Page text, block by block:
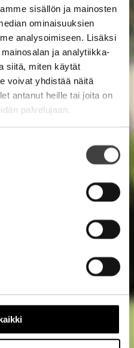
sisällön ja mainosten
ominaisuuksien
analysoimiseen. Lisäksi
ja analytiikka-
siitä, miten käytät
voivat yhdistää näitä
antanut heille tai joita on
palvelujaan.